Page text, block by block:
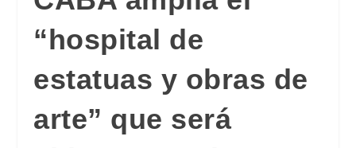
“hospital de
estatuas y obras de
arte” que será